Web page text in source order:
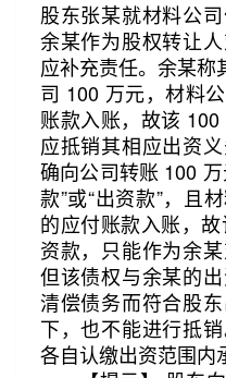
股东张某就材料公
余某作为股权转让
应补充责任。余某称
司 100 万元，材料
账款入账，故该
应抵销其相应出资
确向公司转账 100
款”或“出资款”，且
的应付账款入账，
资款，只能作为余
但该债权与余某的
清偿债务而符合股
下，也不能进行抵
各自认缴出资范围内